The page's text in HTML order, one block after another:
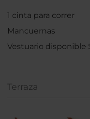
1 cinta para correr
Mancuernas
Vestuario disponible
Terraza